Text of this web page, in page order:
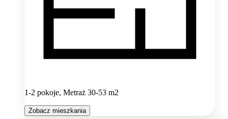
1-2 pokoje, Metraż 30-53 m2
Zobacz mieszkania